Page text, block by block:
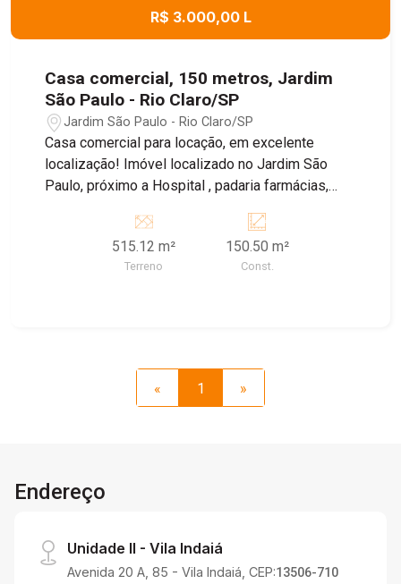
R$ 3.000,00 L
Casa comercial, 150 metros, Jardim
São Paulo - Rio Claro/SP
Jardim São Paulo - Rio Claro/SP
Casa comercial para locação, em excelente
localização! Imóvel localizado no Jardim São
Paulo, próximo a Hospital , padaria farmácias,
recepção, sala de espera, quatro salas, copa,
banheiro adaptado e mais dois banheiros na área
515.12 m²
Terreno
150.50 m²
Const.
« 1 »
Endereço
Unidade II - Vila Indaiá
Avenida 20 A, 85 - Vila Indaiá, CEP:13506-710